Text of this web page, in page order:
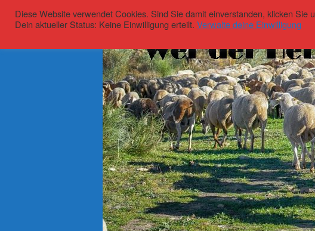
Diese Website verwendet Cookies. Sind Sie damit einverstanden, klicken Sie
Dein aktueller Status: Keine Einwilligung erteilt. Verwalte deine Einwilligung